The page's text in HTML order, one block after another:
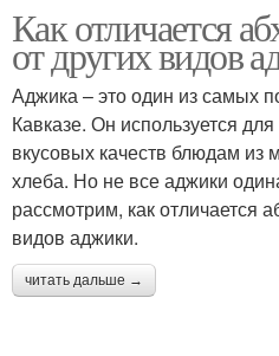
Как отличается
от других видов
Аджика – это один из самых
Кавказе. Он используется
вкусовых качеств блюдам
хлеба. Но не все аджики
рассмотрим, как отличается
видов аджики.
читать дальше →